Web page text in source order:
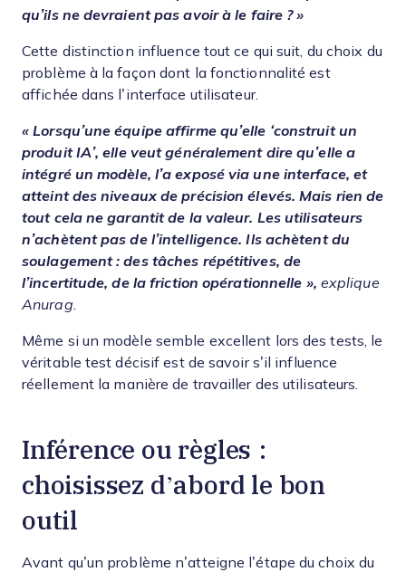
qu’ils ne devraient pas avoir à le faire ? »
Cette distinction influence tout ce qui suit, du choix du
problème à la façon dont la fonctionnalité est
affichée dans l’interface utilisateur.
« Lorsqu’une équipe affirme qu’elle ‘construit un
produit IA’, elle veut généralement dire qu’elle a
intégré un modèle, l’a exposé via une interface, et
atteint des niveaux de précision élevés. Mais rien de
tout cela ne garantit de la valeur. Les utilisateurs
n’achètent pas de l’intelligence. Ils achètent du
soulagement : des tâches répétitives, de
l’incertitude, de la friction opérationnelle », explique
Anurag.
Même si un modèle semble excellent lors des tests, le
véritable test décisif est de savoir s’il influence
réellement la manière de travailler des utilisateurs.
Inférence ou règles :
choisissez d’abord le bon
outil
Avant qu’un problème n’atteigne l’étape du choix du